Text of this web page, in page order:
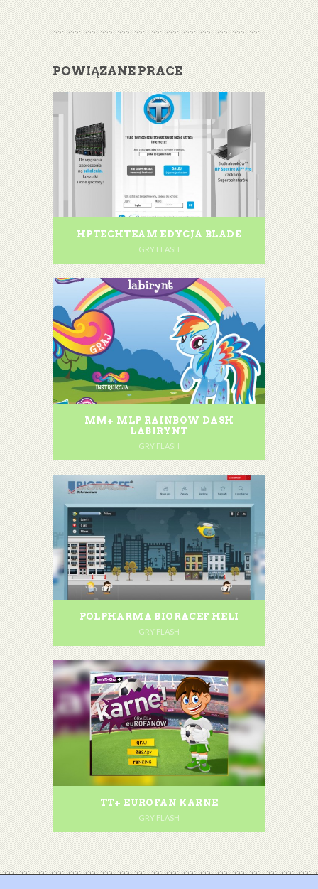
POWIĄZANE PRACE
HPTECHTEAM EDYCJA BLADE
GRY FLASH
MM+ MLP RAINBOW DASH
LABIRYNT
GRY FLASH
POLPHARMA BIORACEF HELI
GRY FLASH
TT+ EUROFAN KARNE
GRY FLASH